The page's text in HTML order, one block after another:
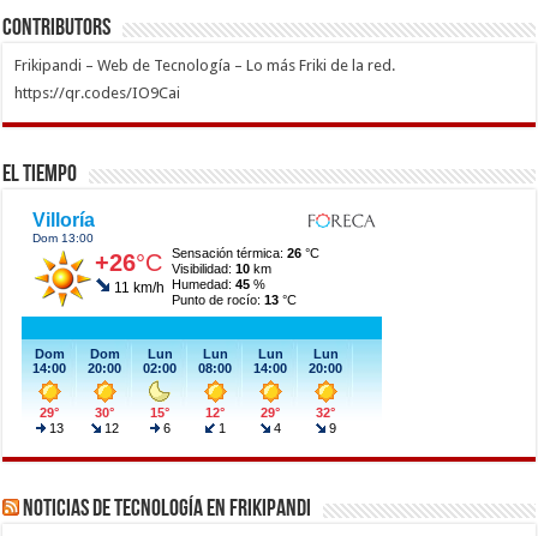
Contributors
Frikipandi – Web de Tecnología – Lo más Friki de la red.
https://qr.codes/IO9Cai
El Tiempo
Noticias de Tecnología en Frikipandi